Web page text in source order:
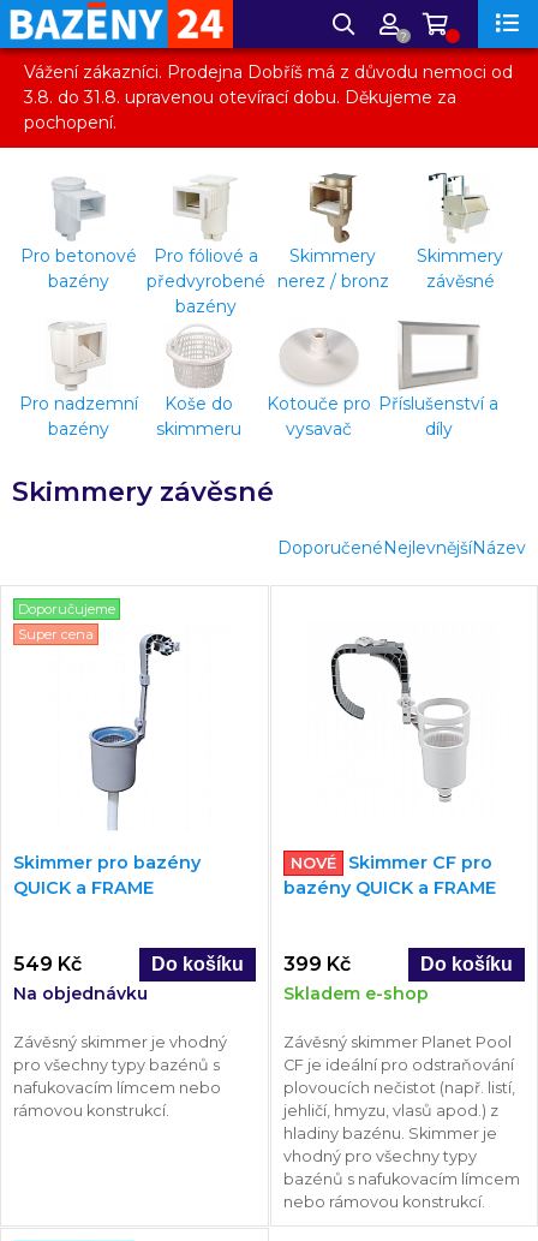
?
Vážení zákazníci. Prodejna Dobříš má z důvodu nemoci od
3.8. do 31.8. upravenou otevírací dobu. Děkujeme za
pochopení.
Pro betonové
bazény
Pro fóliové a
předvyrobené
bazény
Skimmery
nerez / bronz
Skimmery
závěsné
Pro nadzemní
bazény
Koše do
skimmeru
Kotouče pro
vysavač
Příslušenství a
díly
Skimmery závěsné
DoporučenéNejlevnějšíNázev
Doporučujeme
Super cena
Skimmer pro bazény
QUICK a FRAME
549 Kč
Na objednávku
Závěsný skimmer je vhodný
pro všechny typy bazénů s
nafukovacím límcem nebo
rámovou konstrukcí.
NOVÉ
Skimmer CF pro
bazény QUICK a FRAME
399 Kč
Skladem e-shop
Závěsný skimmer Planet Pool
CF je ideální pro odstraňování
plovoucích nečistot (např. listí,
jehličí, hmyzu, vlasů apod.) z
hladiny bazénu. Skimmer je
vhodný pro všechny typy
bazénů s nafukovacím límcem
nebo rámovou konstrukcí.